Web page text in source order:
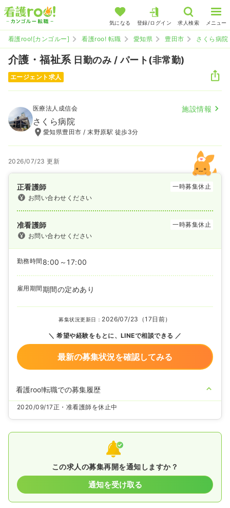
気になる 登録/ログイン 求人検索 メニュー
看護roo![カンゴルー] 看護roo! 転職 愛知県 豊田市 さくら病院
介護・福祉系 日勤のみ / パート(非常勤)
エージェント求人
医療法人成信会 施設情報
さくら病院
愛知県豊田市 / 末野原駅 徒歩3分
2026/07/23 更新
正看護師
一時募集休止
お問い合わせください
准看護師
一時募集休止
お問い合わせください
勤務時間 8:00～17:00
雇用期間期間の定めあり
募集状況更新日： 2026/07/23（17日前）
希望や経験をもとに、LINEで相談できる
最新の募集状況を確認してみる
看護roo!転職での募集履歴
2020/09/17正・准看護師を休止中
この求人の募集再開を通知しますか？
通知を受け取る